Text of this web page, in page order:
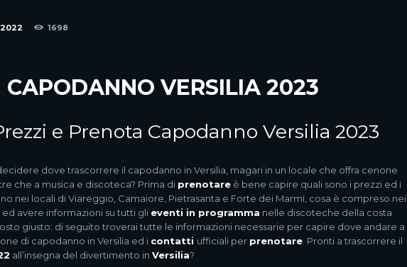
1698
CAPODANNO VERSILIA 2023
e Prenota Capodanno Versilia 2023
dove trascorrere il capodanno in Versilia, magari in un locale che offra cenone
che a musica e discoteca? Prima di prenotare è bene capire quali sono i prezzi ed i
nei locali di Viareggio, Camaiore, Pietrasanta e Forte dei Marmi, cosa è compreso nei
avere informazioni su tutti gli eventi in programma nelle discoteche della costa
giusto: di seguito troverai tutte le informazioni necessarie per capire dove andare a
di capodanno in Versilia ed i contatti ufficiali per prenotare . Pronti a trascorrere il
all’insegna del divertimento in Versilia?